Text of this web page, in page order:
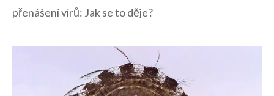
přenášení vírů: Jak se to děje?